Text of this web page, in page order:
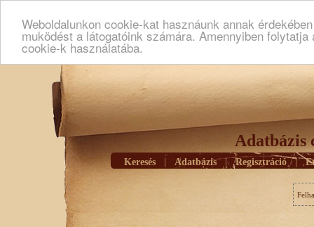
Weboldalunkon cookie-kat hasznáunk annak
muködést a látogatóink számára. Amennyiben
cookie-k használatába.
Adatbázis
Keresés Adatbázis | Regisztráció |